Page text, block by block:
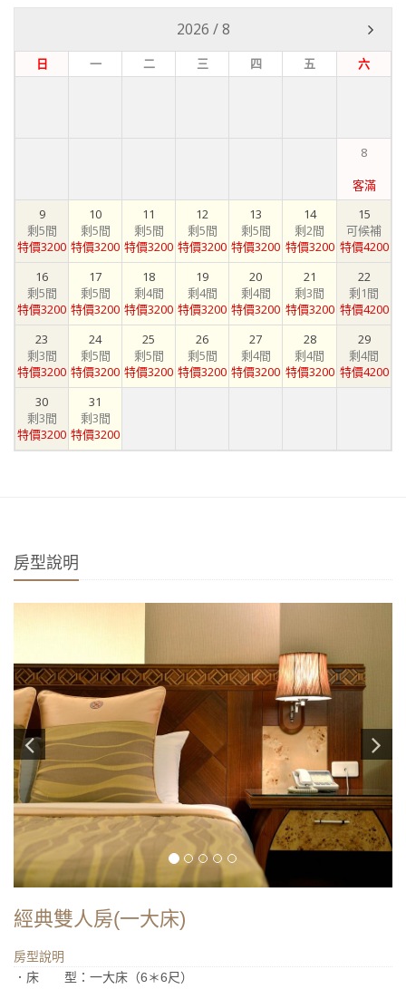
2026 /8
日 一 二 三 四 五 六
8
客滿
9
剩5間
特價3200
10
剩5間
特價3200
11
剩5間
特價3200
12
剩5間
特價3200
13
剩5間
特價3200
14
剩2間
特價3200
15
可候補
特價4200
16
剩5間
特價3200
17
剩5間
特價3200
18
剩4間
特價3200
19
剩4間
特價3200
20
剩4間
特價3200
21
剩3間
特價3200
22
剩1間
特價4200
23
剩3間
特價3200
24
剩5間
特價3200
25
剩5間
特價3200
26
剩5間
特價3200
27
剩4間
特價3200
28
剩4間
特價3200
29
剩4間
特價4200
30
剩3間
特價3200
31
剩3間
特價3200
房型說明
經典雙人房(一大床)
房型說明
．床 型：一大床（6＊6尺）